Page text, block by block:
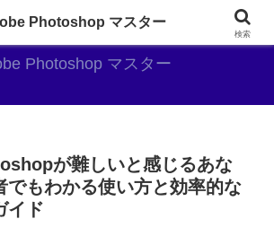
がやっぱり最強
Photoshop マスター
が難しいと感じるあな
でもわかる使い方と効率的な
イド
Photoshop マスター
検索